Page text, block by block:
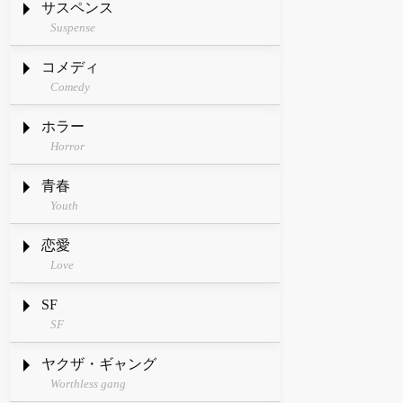
サスペンス
Suspense
コメディ
Comedy
ホラー
Horror
青春
Youth
恋愛
Love
SF
SF
ヤクザ・ギャング
Worthless gang